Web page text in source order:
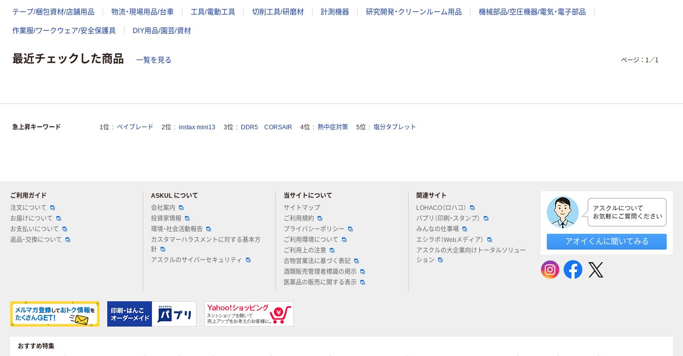
テープ/梱包資材/店舗用品 物流・現場用品/台車 工具/電動工具 切削工具/研磨材 計測機器 研究開発・クリーンルーム用品 機械部品/空圧機器/電気・電子部品
作業服/ワークウェア/安全保護具 DIY用品/園芸/資材
最近チェックした商品 一覧を見る ページ： 1 ／1
急上昇キーワード 1位 ベイブレード 2位 instax mini13 3位 DDR5 CORSAIR 4位 熱中症対策 5位 塩分タブレット
ご利用ガイド
注文について
お届けについて
お支払いについて
返品・交換について
ASKUL について
会社案内
投資家情報
環境・社会活動報告
カスタマーハラスメントに対する基本方
針
アスクルのサイバーセキュリティ
当サイトについて
サイトマップ
ご利用規約
プライバシーポリシー
ご利用環境について
ご利用上の注意
古物営業法に基づく表記
酒類販売管理者標識の掲示
医薬品の販売に関する表示
関連サイト
LOHACO（ロハコ）
パプリ（印刷・スタンプ）
みんなの仕事場
エシラボ（Webメディア）
アスクルの大企業向けトータルソリュー
ション
アオイくんに聞いてみる
おすすめ特集